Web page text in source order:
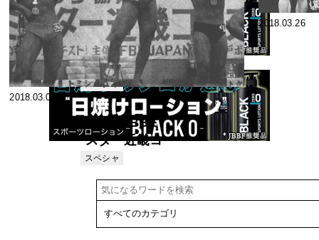
ア・コンテス
ト
スペシャ
リスト
2018.03.27
’75ＩＦＢＢミ
スター東日本
コンテスト 渡
辺好夫選手
（群馬・前
橋）が圧勝
スペシャ
リスト
2018.03.26
2018.03.07
第3回IFBBミ
スター近畿コ
ンテスト
スペシャ